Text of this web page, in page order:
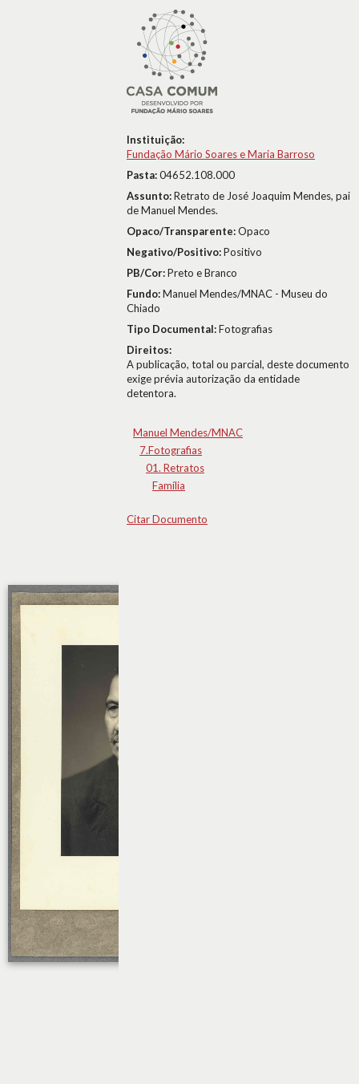
Instituição:
Fundação Mário Soares e Maria Barroso
Pasta:04652.108.000
Assunto:Retrato de José Joaquim Mendes, pai
de Manuel Mendes.
Opaco/Transparente:Opaco
Negativo/Positivo:Positivo
PB/Cor:Preto e Branco
Fundo:Manuel Mendes/MNAC - Museu do
Chiado
Tipo Documental:Fotografias
Direitos:
A publicação, total ou parcial, deste documento
exige prévia autorização da entidade
detentora.
Manuel Mendes/MNAC
7.Fotografias
01. Retratos
Família
Citar Documento